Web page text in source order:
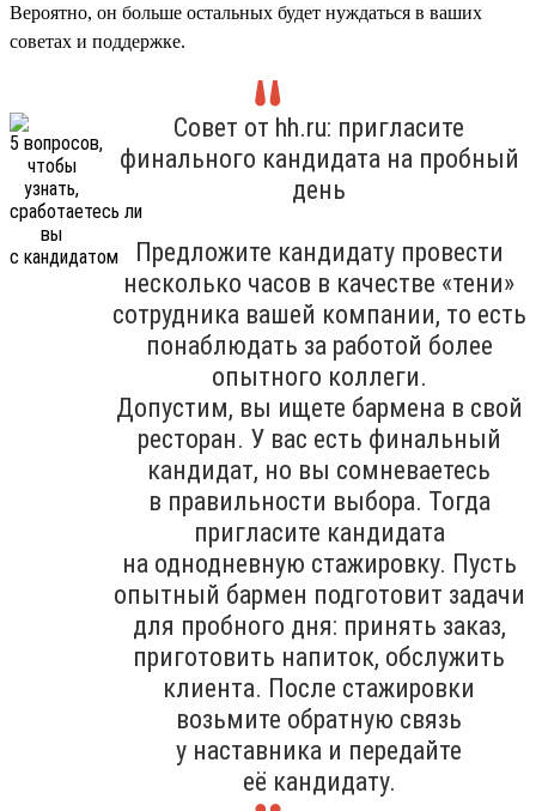
Вероятно, он больше остальных будет нуждаться в ваших
советах и поддержке.
Совет от hh.ru: пригласите
финального кандидата на пробный
день
Предложите кандидату провести
несколько часов в качестве «тени»
сотрудника вашей компании, то есть
понаблюдать за работой более
опытного коллеги.
Допустим, вы ищете бармена в свой
ресторан. У вас есть финальный
кандидат, но вы сомневаетесь
в правильности выбора. Тогда
пригласите кандидата
на однодневную стажировку. Пусть
опытный бармен подготовит задачи
для пробного дня: принять заказ,
приготовить напиток, обслужить
клиента. После стажировки
возьмите обратную связь
у наставника и передайте
её кандидату.